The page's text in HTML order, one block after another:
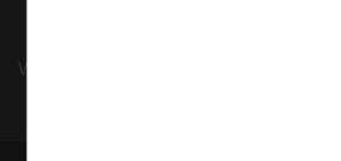
Webbhotell, Molnlagring,